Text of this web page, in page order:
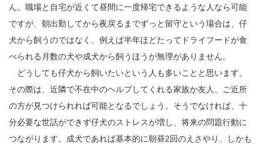
ん。職場と自宅が近くて昼間に一度帰宅できるような人なら可能
ですが、朝出勤してから夜戻るまでずっと留守という場合は、仔
犬から飼うのではなく、例えば半年ほどたってドライフードが食
べられる月数の犬や成犬から飼うほうが無理がありません。
どうしても仔犬から飼いたいという人も多いことと思います。
その際は、近隣で不在中のヘルプしてくれる家族か友人、ご近所
の方が見つけられれば可能となるでしょう。そうでなければ、十
分必要な世話ができず仔犬のストレスが増し、将来の問題行動に
つながります。成犬であれば基本的に朝昼2回のえさやり、しかも